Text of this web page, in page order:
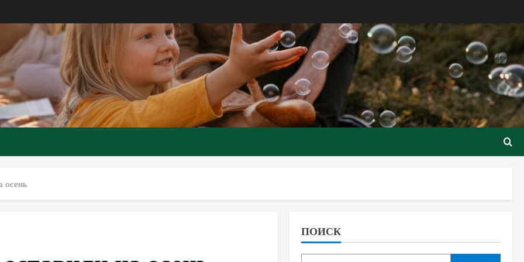
осень
ПОИСК